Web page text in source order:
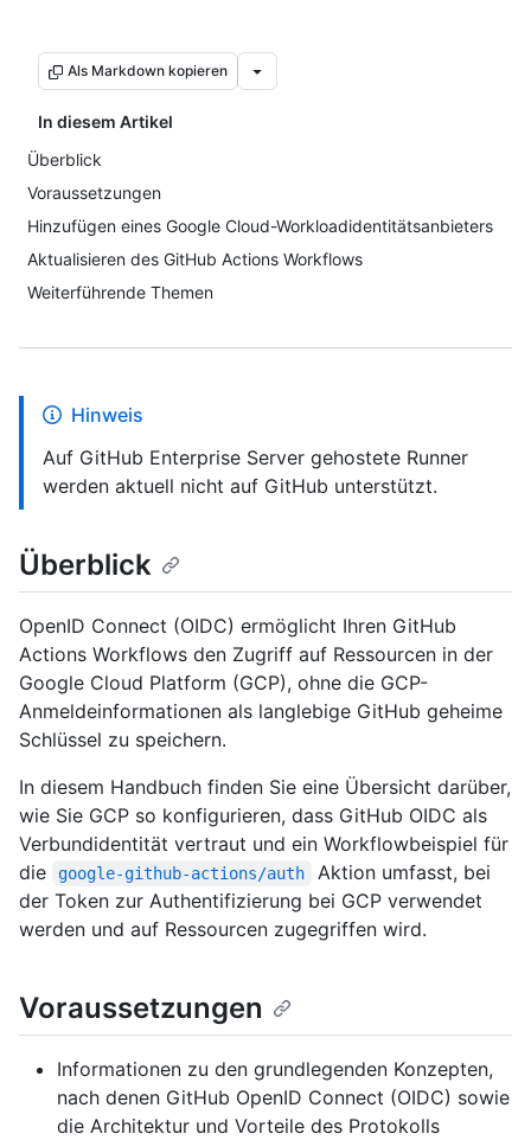
Als Markdown kopieren
In diesem Artikel
Überblick
Voraussetzungen
Hinzufügen eines Google Cloud-Workloadidentitätsanbieters
Aktualisieren des GitHub Actions Workflows
Weiterführende Themen
Hinweis
Auf GitHub Enterprise Server gehostete Runner
werden aktuell nicht auf GitHub unterstützt.
Überblick
OpenID Connect (OIDC) ermöglicht Ihren GitHub
Actions Workflows den Zugriff auf Ressourcen in der
Google Cloud Platform (GCP), ohne die GCP-
Anmeldeinformationen als langlebige GitHub geheime
Schlüssel zu speichern.
In diesem Handbuch finden Sie eine Übersicht darüber,
wie Sie GCP so konfigurieren, dass GitHub OIDC als
Verbundidentität vertraut und ein Workflowbeispiel für
die
google-github-actions/auth
Aktion umfasst, bei
der Token zur Authentifizierung bei GCP verwendet
werden und auf Ressourcen zugegriffen wird.
Voraussetzungen
Informationen zu den grundlegenden Konzepten,
nach denen GitHub OpenID Connect (OIDC) sowie
die Architektur und Vorteile des Protokolls